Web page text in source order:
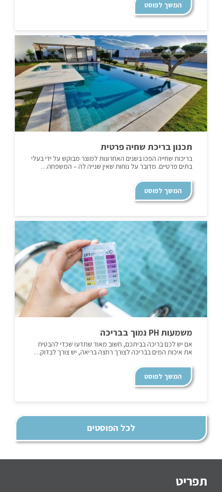
המשך לפוסט
תכנון בריכת שחיה פרטית
בריכות שחייה הפכו בשנים האחרונות למוצר מבוקש על ידי בעלי
בתים פרטיים. מדובר על נוחות שאין שנייה לה – המשפחה…
המשך לפוסט
משמעות PH נמוך בבריכה
אם יש לכם בריכה בביתכם, חשוב מאוד שתדעו שכדי להבטיח
את איכות המים בבריכה לצורך רחצה בריאה, יש צורך לבדוק…
המשך לפוסט
לכל הפוסטים
תפריט